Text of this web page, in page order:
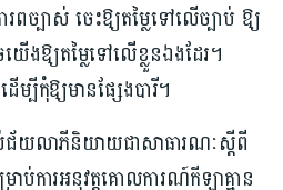
ពច្បាស់ ចេះឱ្យតម្លៃទៅលើច្បាប់ ឱ្យ
ងឱ្យតម្លៃទៅលើខ្លួនឯងដែរ។
ម្បីកុំឱ្យមានផ្សែងបារី។
ស់ជ័យលាភីនិយាយជាសាធារណៈស្ដីពី
ាប់ការអនុវត្តគោលការណ៍កីឡាគ្មាន